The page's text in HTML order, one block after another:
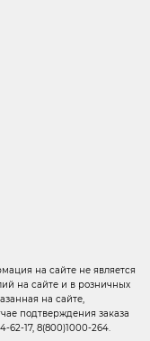
на сайте не является
на сайте и в розничных
на сайте,
подтверждения заказа
62-17, 8(800)1000-264.